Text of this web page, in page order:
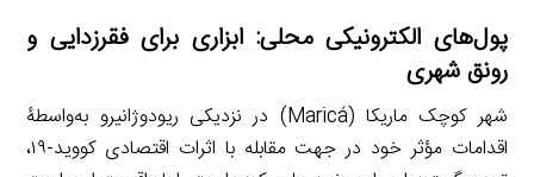
پول‌های الکترونیکی محلی: ابزاری برای فقرزدایی و
رونق شهری
شهر کوچک ماریکا (Maricá) در نزدیکی ریودوژانیرو به‌واسطۀ
اقدامات مؤثر خود در جهت مقابله با اثرات اقتصادی کووید-۱۹،